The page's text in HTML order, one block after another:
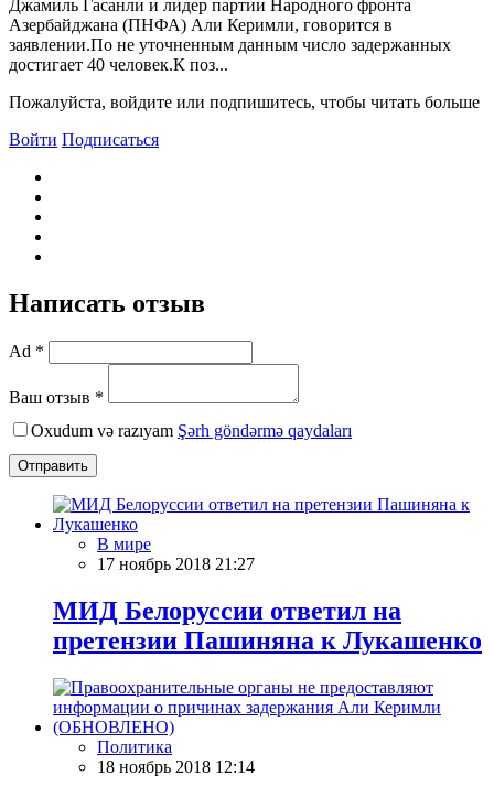
Джамиль Гасанли и лидер партии Народного фронта
Азербайджана (ПНФА) Али Керимли, говорится в
заявлении.По не уточненным данным число задержанных
достигает 40 человек.К поз...
Пожалуйста, войдите или подпишитесь, чтобы читать больше
Войти Подписаться
Написать отзыв
Ad *
Ваш отзыв *
Oxudum və razıyam Şərh göndərmə qaydaları
Отправить
В мире
17 ноябрь 2018 21:27
МИД Белоруссии ответил на
претензии Пашиняна к Лукашенко
Политика
18 ноябрь 2018 12:14